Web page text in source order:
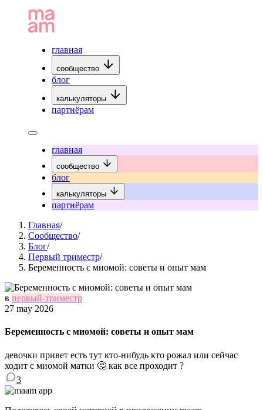
главная
сообщество
блог
калькуляторы
партнёрам
главная
сообщество
блог
калькуляторы
партнёрам
Главная/
Сообщество/
Блог/
Первый триместр/
Беременность с миомой: советы и опыт мам
в первый-триместр
27 may 2026
Беременность с миомой: советы и опыт мам
девочки привет есть тут кто-нибудь кто рожал или сейчас
ходит с миомой матки 🤔 как все проходит ?
3